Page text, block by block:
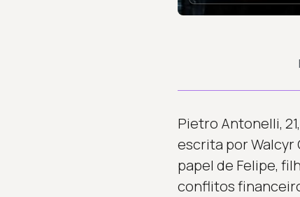
Pietro Antonelli,
escrita por Walcyr
papel de Felipe,
conflitos